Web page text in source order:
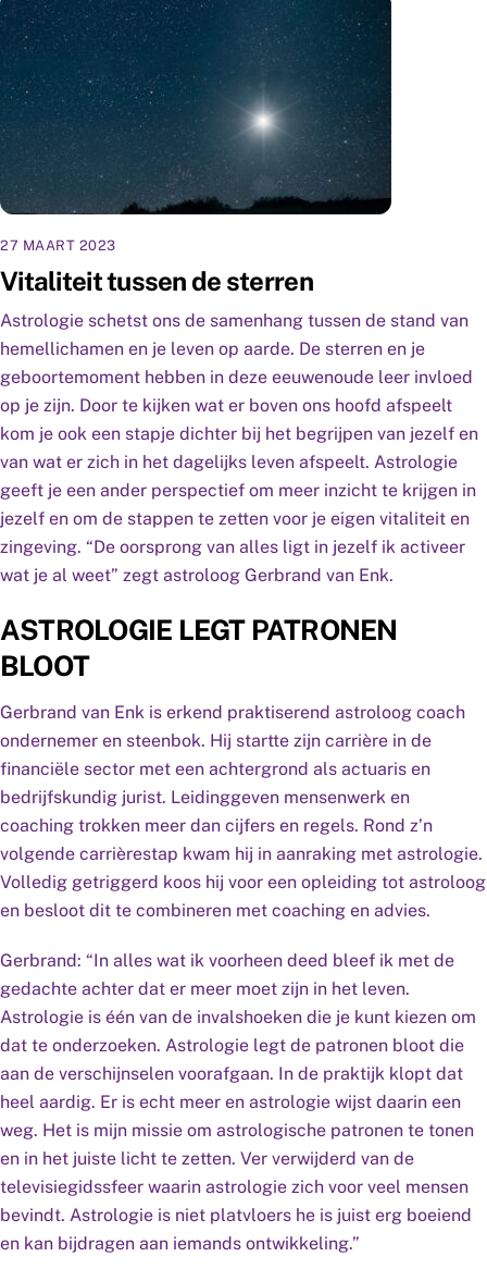
27 MAART 2023
Vitaliteit tussen de sterren
Astrologie schetst ons de samenhang tussen de stand van
hemellichamen en je leven op aarde. De sterren en je
geboortemoment hebben in deze eeuwenoude leer invloed
op je zijn. Door te kijken wat er boven ons hoofd afspeelt
kom je ook een stapje dichter bij het begrijpen van jezelf en
van wat er zich in het dagelijks leven afspeelt. Astrologie
geeft je een ander perspectief om meer inzicht te krijgen in
jezelf en om de stappen te zetten voor je eigen vitaliteit en
zingeving. “De oorsprong van alles ligt in jezelf ik activeer
wat je al weet” zegt astroloog Gerbrand van Enk.
ASTROLOGIE LEGT PATRONEN
BLOOT
Gerbrand van Enk is erkend praktiserend astroloog coach
ondernemer en steenbok. Hij startte zijn carrière in de
financiële sector met een achtergrond als actuaris en
bedrijfskundig jurist. Leidinggeven mensenwerk en
coaching trokken meer dan cijfers en regels. Rond z’n
volgende carrièrestap kwam hij in aanraking met astrologie.
Volledig getriggerd koos hij voor een opleiding tot astroloog
en besloot dit te combineren met coaching en advies.
Gerbrand: “In alles wat ik voorheen deed bleef ik met de
gedachte achter dat er meer moet zijn in het leven.
Astrologie is één van de invalshoeken die je kunt kiezen om
dat te onderzoeken. Astrologie legt de patronen bloot die
aan de verschijnselen voorafgaan. In de praktijk klopt dat
heel aardig. Er is echt meer en astrologie wijst daarin een
weg. Het is mijn missie om astrologische patronen te tonen
en in het juiste licht te zetten. Ver verwijderd van de
televisiegidssfeer waarin astrologie zich voor veel mensen
bevindt. Astrologie is niet platvloers he is juist erg boeiend
en kan bijdragen aan iemands ontwikkeling.”